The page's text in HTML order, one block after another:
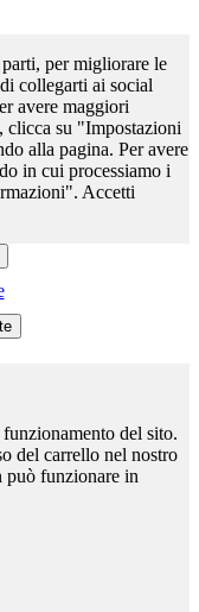
per migliorare le
collegarti ai social
avere maggiori
clicca su "Impostazioni
alla pagina. Per avere
in cui processiamo i
Accetti
del sito.
del carrello nel nostro
può funzionare in